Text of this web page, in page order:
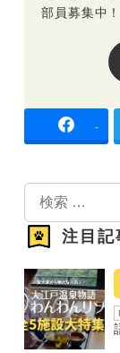
部員募集中！
-
索
注目記